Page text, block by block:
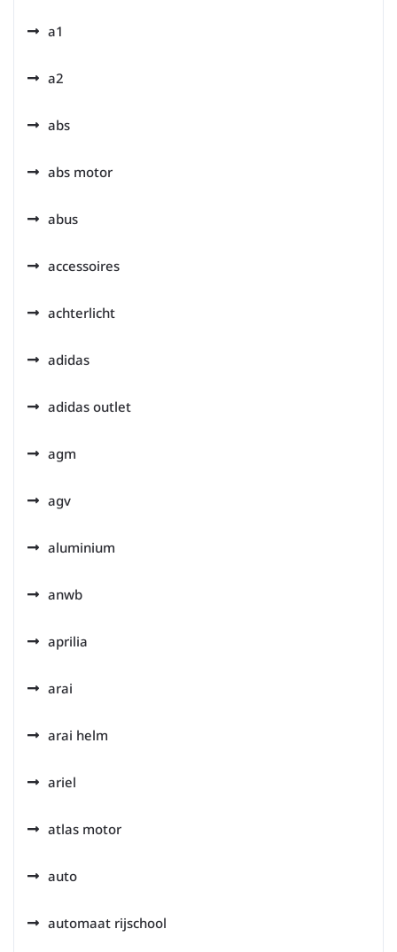
a1
a2
abs
abs motor
abus
accessoires
achterlicht
adidas
adidas outlet
agm
agv
aluminium
anwb
aprilia
arai
arai helm
ariel
atlas motor
auto
automaat rijschool